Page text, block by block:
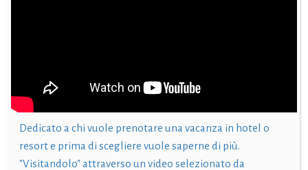
Dedicato a chi vuole prenotare una vacanza in hotel o
resort e prima di scegliere vuole saperne di più.
"Visitandolo" attraverso un video selezionato da